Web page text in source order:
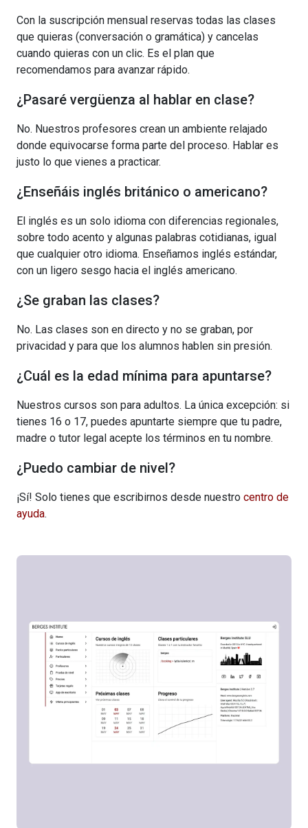
Con la suscripción mensual reservas todas las clases
que quieras (conversación o gramática) y cancelas
cuando quieras con un clic. Es el plan que
recomendamos para avanzar rápido.
¿Pasaré vergüenza al hablar en clase?
No. Nuestros profesores crean un ambiente relajado
donde equivocarse forma parte del proceso. Hablar es
justo lo que vienes a practicar.
¿Enseñáis inglés británico o americano?
El inglés es un solo idioma con diferencias regionales,
sobre todo acento y algunas palabras cotidianas, igual
que cualquier otro idioma. Enseñamos inglés estándar,
con un ligero sesgo hacia el inglés americano.
¿Se graban las clases?
No. Las clases son en directo y no se graban, por
privacidad y para que los alumnos hablen sin presión.
¿Cuál es la edad mínima para apuntarse?
Nuestros cursos son para adultos. La única excepción: si
tienes 16 o 17, puedes apuntarte siempre que tu padre,
madre o tutor legal acepte los términos en tu nombre.
¿Puedo cambiar de nivel?
¡Sí! Solo tienes que escribirnos desde nuestro centro de
ayuda.